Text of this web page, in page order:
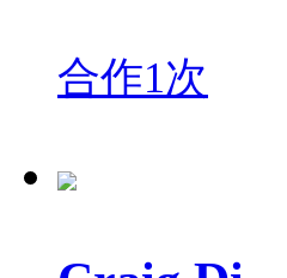
合作1次